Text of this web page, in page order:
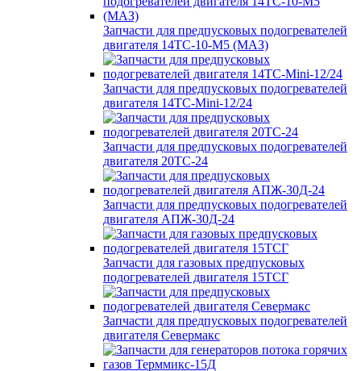
Запчасти для предпусковых подогревателей
двигателя 14ТС-10-М5 (МАЗ)
Запчасти для предпусковых подогревателей
двигателя 14ТС-Mini-12/24
Запчасти для предпусковых подогревателей
двигателя 20ТС-24
Запчасти для предпусковых подогревателей
двигателя АПЖ-30Д-24
Запчасти для газовых предпусковых
подогревателей двигателя 15ТСГ
Запчасти для предпусковых подогревателей
двигателя Севермакс